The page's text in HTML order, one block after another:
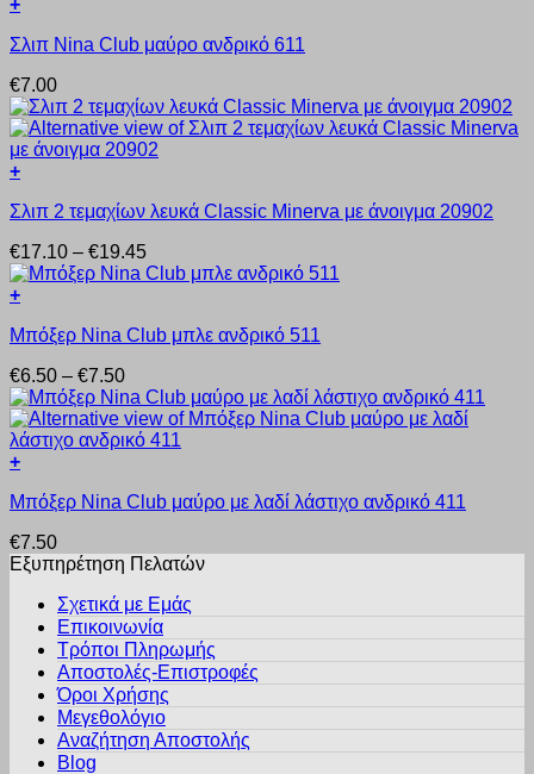
στη
σελίδα
του
προϊόντος
παραλλαγές.
επιλογές
να
επιλεγούν
στη
σελίδα
του
προϊόντος
+
το
έχει
πολλαπλές
παραλλαγές.
Οι
επιλογές
να
στη
σελίδα
του
προϊόντος
Σλιπ Nina Club μαύρο ανδρικό 611
€7.00
+
το
έχει
πολλαπλές
παραλλαγές.
επιλογές
να
επιλεγούν
στη
σελίδα
του
προϊόντος
Σλιπ 2 τεμαχίων λευκά Classic Minerva με άνοιγμα 20902
€17.10 – €19.45Price
range:
€19.45
+
το
έχει
πολλαπλές
παραλλαγές.
Οι
επιλογές
να
στη
σελίδα
προϊόντος
Μπόξερ Nina Club μπλε ανδρικό 511
€6.50 – €7.50Price
range:
€6.50
through
+
το
έχει
πολλαπλές
επιλογές
μπορούν
επιλεγούν
σελίδα
Μπόξερ Nina Club μαύρο με λαδί λάστιχο ανδρικό 411
€7.50
Εξυπηρέτηση Πελατών
Σχετικά με Εμάς
Επικοινωνία
Τρόποι Πληρωμής
Αποστολές-Επιστροφές
Όροι Χρήσης
Μεγεθολόγιο
Αναζήτηση Αποστολής
Blog